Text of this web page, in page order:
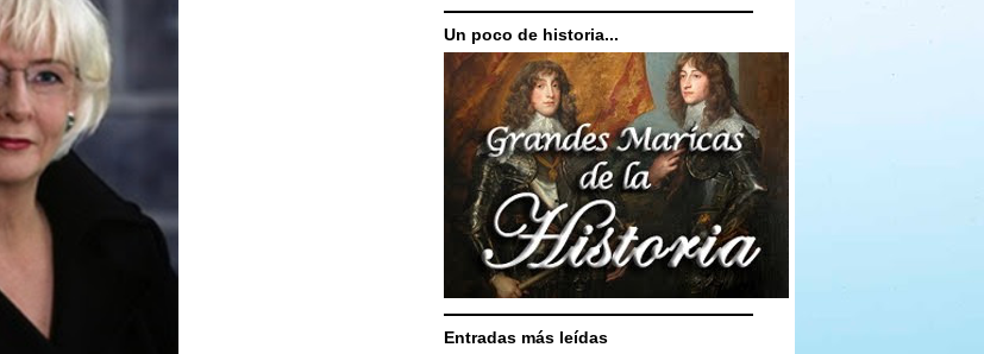
Un poco de historia...
Entradas más leídas